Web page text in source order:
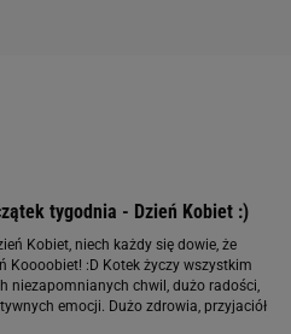
tygodnia - Dzień Kobiet :)
Kobiet, niech każdy się dowie, że
Koooobiet! :D Kotek życzy wszystkim
niezapomnianych chwil, dużo radości,
emocji. Dużo zdrowia, przyjaciół